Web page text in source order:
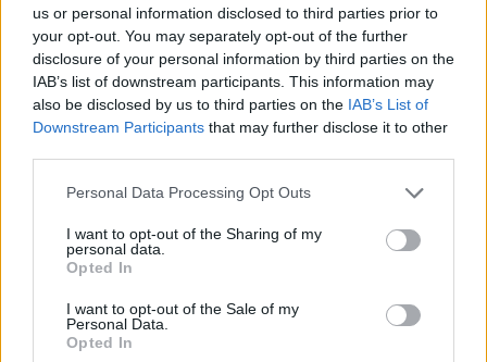
us or personal information disclosed to third parties prior to
your opt-out. You may separately opt-out of the further
disclosure of your personal information by third parties on the
IAB’s list of downstream participants. This information may
also be disclosed by us to third parties on the IAB’s List of
Downstream Participants that may further disclose it to other
Personal Data Processing Opt Outs
I want to opt-out of the Sharing of my
personal data.
Opted In
I want to opt-out of the Sale of my
Personal Data.
Opted In
järjestettiin
Info
Tietoa meistä
Lähetä uutisvinkki
Mediatiedot
Yhteistyössä
Kesä!
Tyyliniekka
Lifestyle